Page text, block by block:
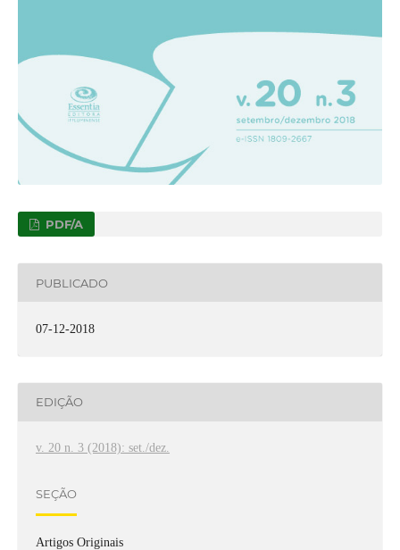
PDF/A
PUBLICADO
07-12-2018
EDIÇÃO
v. 20 n. 3 (2018): set./dez.
SEÇÃO
Artigos Originais